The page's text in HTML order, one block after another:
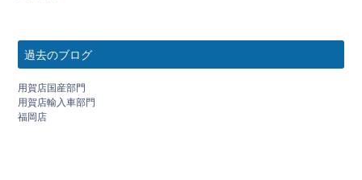
過去のブログ
用賀店国産部門
用賀店輸入車部門
福岡店